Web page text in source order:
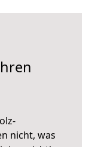
nicht, was